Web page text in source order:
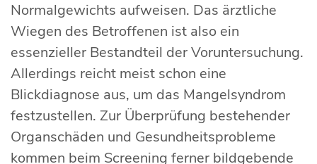
Normalgewichts aufweisen. Das ärztliche
Wiegen des Betroffenen ist also ein
essenzieller Bestandteil der Voruntersuchung.
Allerdings reicht meist schon eine
Blickdiagnose aus, um das Mangelsyndrom
festzustellen. Zur Überprüfung bestehender
Organschäden und Gesundheitsprobleme
kommen beim Screening ferner bildgebende